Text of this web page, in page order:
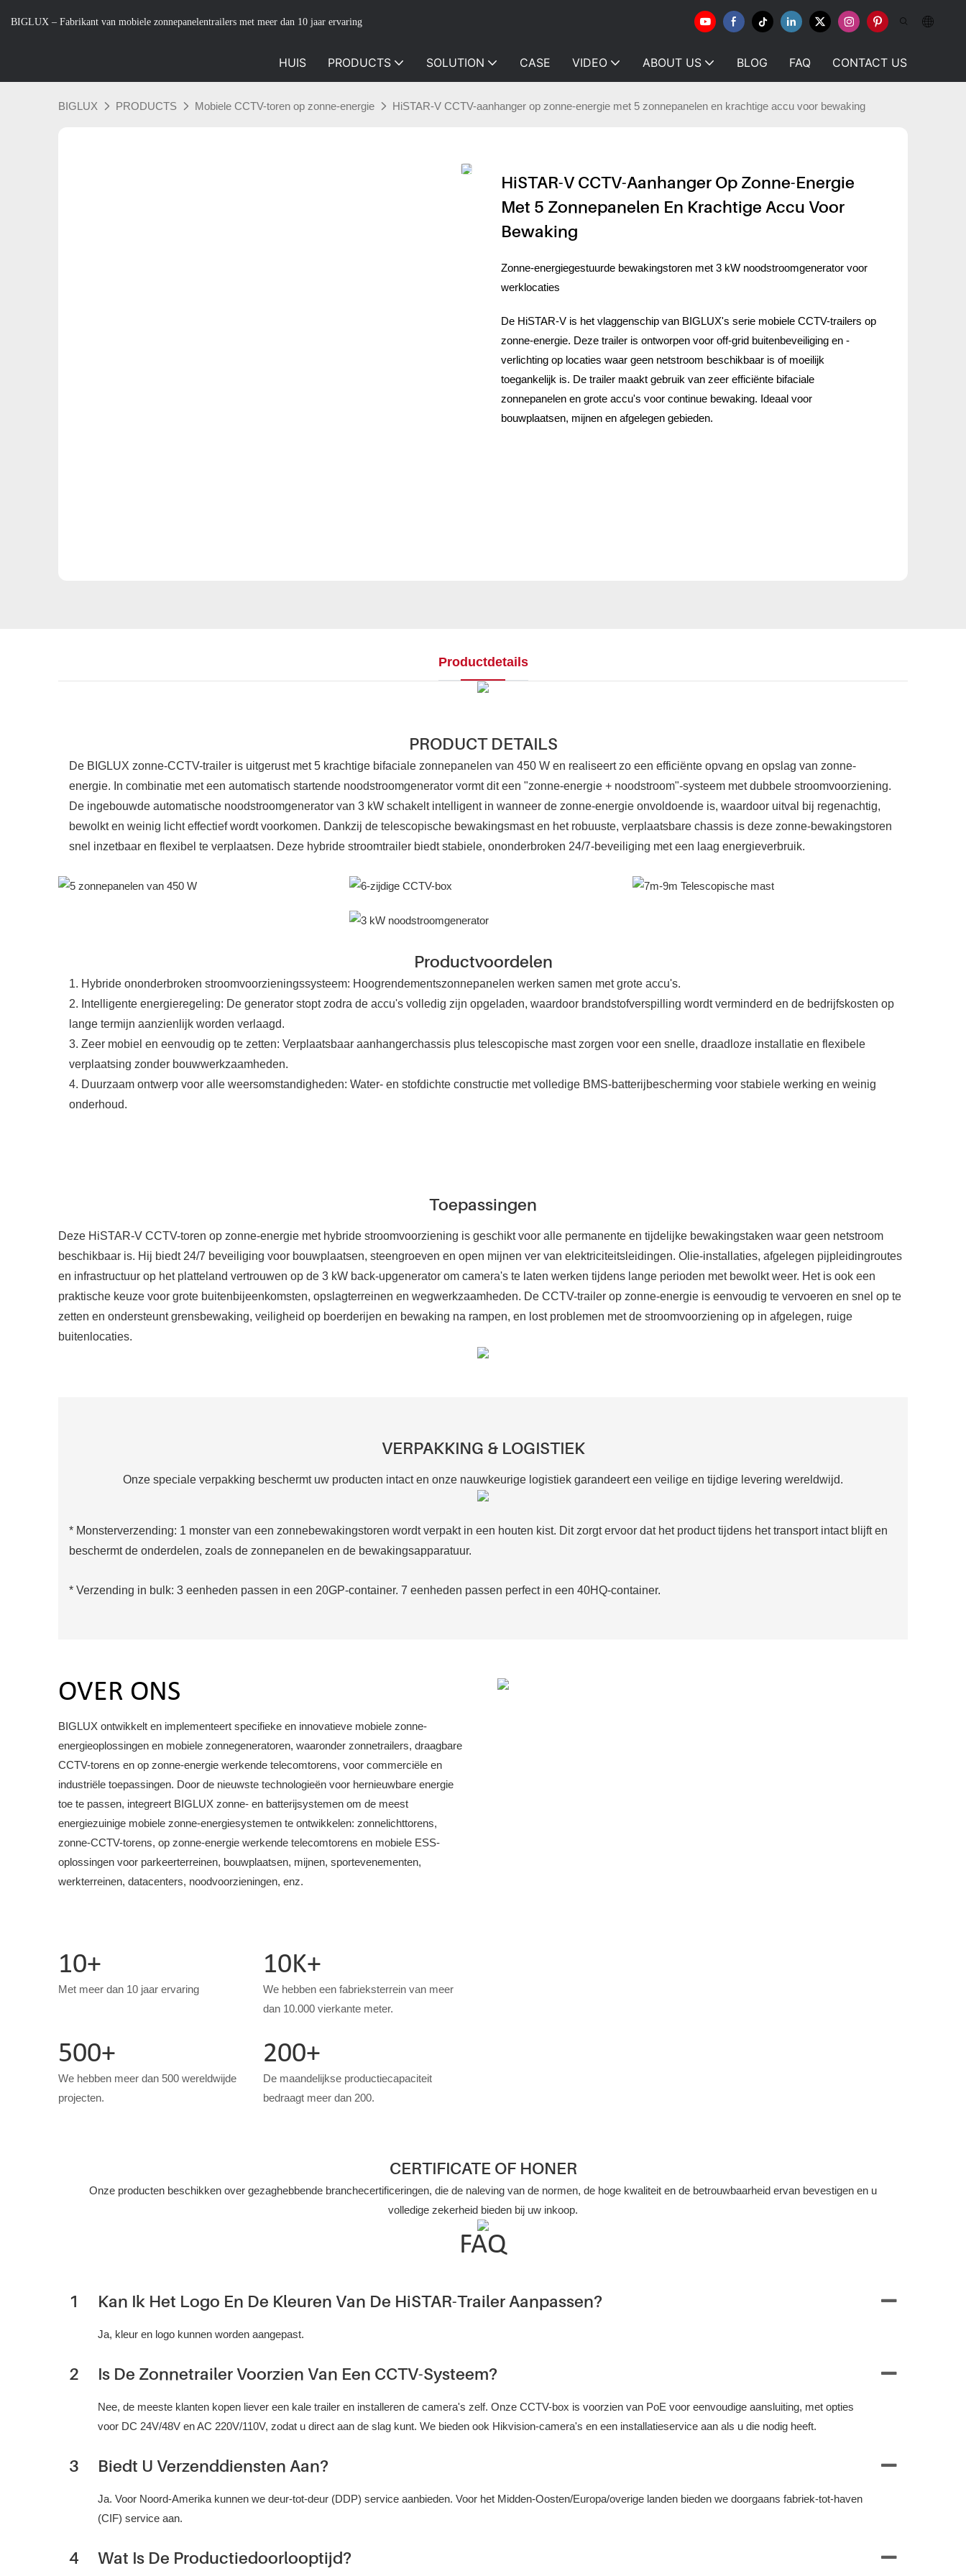
BIGLUX – Fabrikant van mobiele zonnepanelentrailers met meer dan 10 jaar ervaring
HUIS PRODUCTS SOLUTION CASE VIDEO ABOUT US BLOG FAQ CONTACT US
BIGLUX PRODUCTS Mobiele CCTV-toren op zonne-energie HiSTAR-V CCTV-aanhanger op zonne-energie met 5 zonnepanelen en krachtige accu voor bewaking
HiSTAR-V CCTV-Aanhanger Op Zonne-Energie
Met 5 Zonnepanelen En Krachtige Accu Voor
Bewaking
Zonne-energiegestuurde bewakingstoren met 3 kW noodstroomgenerator voor
werklocaties
De HiSTAR-V is het vlaggenschip van BIGLUX's serie mobiele CCTV-trailers op
zonne-energie. Deze trailer is ontworpen voor off-grid buitenbeveiliging en -
verlichting op locaties waar geen netstroom beschikbaar is of moeilijk
toegankelijk is. De trailer maakt gebruik van zeer efficiënte bifaciale
zonnepanelen en grote accu's voor continue bewaking. Ideaal voor
bouwplaatsen, mijnen en afgelegen gebieden.
Productdetails
PRODUCT DETAILS
De BIGLUX zonne-CCTV-trailer is uitgerust met 5 krachtige bifaciale zonnepanelen van 450 W en realiseert zo een efficiënte opvang en opslag van zonne-
energie. In combinatie met een automatisch startende noodstroomgenerator vormt dit een "zonne-energie + noodstroom"-systeem met dubbele stroomvoorziening.
De ingebouwde automatische noodstroomgenerator van 3 kW schakelt intelligent in wanneer de zonne-energie onvoldoende is, waardoor uitval bij regenachtig,
bewolkt en weinig licht effectief wordt voorkomen. Dankzij de telescopische bewakingsmast en het robuuste, verplaatsbare chassis is deze zonne-bewakingstoren
snel inzetbaar en flexibel te verplaatsen. Deze hybride stroomtrailer biedt stabiele, ononderbroken 24/7-beveiliging met een laag energieverbruik.
Productvoordelen
1. Hybride ononderbroken stroomvoorzieningssysteem: Hoogrendementszonnepanelen werken samen met grote accu's.
2. Intelligente energieregeling: De generator stopt zodra de accu's volledig zijn opgeladen, waardoor brandstofverspilling wordt verminderd en de bedrijfskosten op
lange termijn aanzienlijk worden verlaagd.
3. Zeer mobiel en eenvoudig op te zetten: Verplaatsbaar aanhangerchassis plus telescopische mast zorgen voor een snelle, draadloze installatie en flexibele
verplaatsing zonder bouwwerkzaamheden.
4. Duurzaam ontwerp voor alle weersomstandigheden: Water- en stofdichte constructie met volledige BMS-batterijbescherming voor stabiele werking en weinig
onderhoud.
Toepassingen
Deze HiSTAR-V CCTV-toren op zonne-energie met hybride stroomvoorziening is geschikt voor alle permanente en tijdelijke bewakingstaken waar geen netstroom
beschikbaar is. Hij biedt 24/7 beveiliging voor bouwplaatsen, steengroeven en open mijnen ver van elektriciteitsleidingen. Olie-installaties, afgelegen pijpleidingroutes
en infrastructuur op het platteland vertrouwen op de 3 kW back-upgenerator om camera's te laten werken tijdens lange perioden met bewolkt weer. Het is ook een
praktische keuze voor grote buitenbijeenkomsten, opslagterreinen en wegwerkzaamheden. De CCTV-trailer op zonne-energie is eenvoudig te vervoeren en snel op te
zetten en ondersteunt grensbewaking, veiligheid op boerderijen en bewaking na rampen, en lost problemen met de stroomvoorziening op in afgelegen, ruige
buitenlocaties.
VERPAKKING & LOGISTIEK
Onze speciale verpakking beschermt uw producten intact en onze nauwkeurige logistiek garandeert een veilige en tijdige levering wereldwijd.
* Monsterverzending: 1 monster van een zonnebewakingstoren wordt verpakt in een houten kist. Dit zorgt ervoor dat het product tijdens het transport intact blijft en
beschermt de onderdelen, zoals de zonnepanelen en de bewakingsapparatuur.
* Verzending in bulk: 3 eenheden passen in een 20GP-container. 7 eenheden passen perfect in een 40HQ-container.
OVER ONS
BIGLUX ontwikkelt en implementeert specifieke en innovatieve mobiele zonne-
energieoplossingen en mobiele zonnegeneratoren, waaronder zonnetrailers, draagbare
CCTV-torens en op zonne-energie werkende telecomtorens, voor commerciële en
industriële toepassingen. Door de nieuwste technologieën voor hernieuwbare energie
toe te passen, integreert BIGLUX zonne- en batterijsystemen om de meest
energiezuinige mobiele zonne-energiesystemen te ontwikkelen: zonnelichttorens,
zonne-CCTV-torens, op zonne-energie werkende telecomtorens en mobiele ESS-
oplossingen voor parkeerterreinen, bouwplaatsen, mijnen, sportevenementen,
werkterreinen, datacenters, noodvoorzieningen, enz.
10+
Met meer dan 10 jaar ervaring
10K+
We hebben een fabrieksterrein van meer
dan 10.000 vierkante meter.
500+
We hebben meer dan 500 wereldwijde
projecten.
200+
De maandelijkse productiecapaciteit
bedraagt ​​meer dan 200.
CERTIFICATE OF HONER
Onze producten beschikken over gezaghebbende branchecertificeringen, die de naleving van de normen, de hoge kwaliteit en de betrouwbaarheid ervan bevestigen en u
volledige zekerheid bieden bij uw inkoop.
FAQ
1 Kan Ik Het Logo En De Kleuren Van De HiSTAR-Trailer Aanpassen?
Ja, kleur en logo kunnen worden aangepast.
2 Is De Zonnetrailer Voorzien Van Een CCTV-Systeem?
Nee, de meeste klanten kopen liever een kale trailer en installeren de camera's zelf. Onze CCTV-box is voorzien van PoE voor eenvoudige aansluiting, met opties
voor DC 24V/48V en AC 220V/110V, zodat u direct aan de slag kunt. We bieden ook Hikvision-camera's en een installatieservice aan als u die nodig heeft.
3 Biedt U Verzenddiensten Aan?
Ja. Voor Noord-Amerika kunnen we deur-tot-deur (DDP) service aanbieden. Voor het Midden-Oosten/Europa/overige landen bieden we doorgaans fabriek-tot-haven
(CIF) service aan.
4 Wat Is De Productiedoorlooptijd?